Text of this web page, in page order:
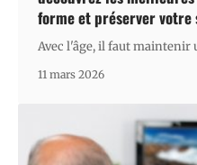
forme et préserver votre
Avec l'âge, il faut maintenir
11 mars 2026